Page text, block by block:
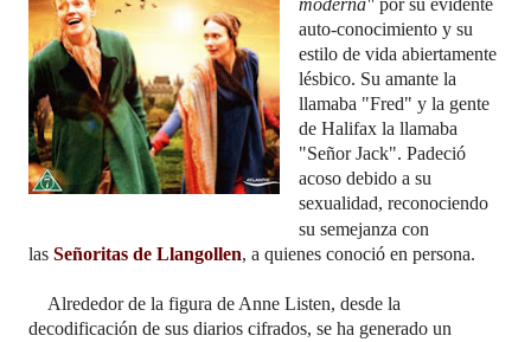
moderna" por su evidente
auto-conocimiento y su
estilo de vida abiertamente
lésbico. Su amante la
llamaba "Fred" y la gente
de Halifax la llamaba
"Señor Jack". Padeció
acoso debido a su
sexualidad, reconociendo
su semejanza con
las Señoritas de Llangollen, a quienes conoció en persona.
Alrededor de la figura de Anne Listen, desde la
decodificación de sus diarios cifrados, se ha generado un